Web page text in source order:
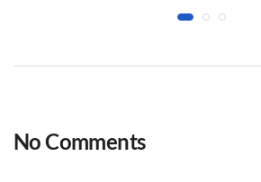
No Comments